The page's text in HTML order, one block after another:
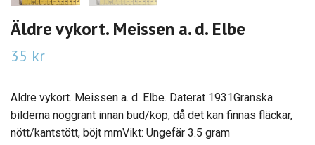
Äldre vykort. Meissen a. d. Elbe
35 kr
Äldre vykort. Meissen a. d. Elbe. Daterat 1931Granska
bilderna noggrant innan bud/köp, då det kan finnas fläckar,
nött/kantstött, böjt mmVikt: Ungefär 3.5 gram